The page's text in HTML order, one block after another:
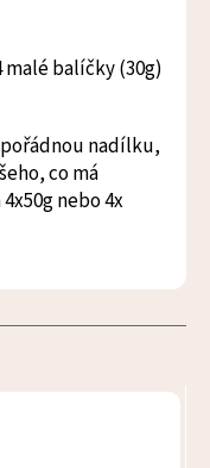
malé balíčky (30g)
pořádnou nadílku,
co má
nebo 4x